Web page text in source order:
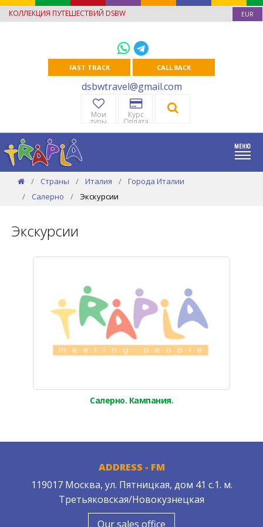
КОЛЛЕКЦИЯ ПУТЕШЕСТВИЙ DSBW EUR
FAST TRACK CALL BACK
dsbwtravel@gmail.com
Мои
туры
Курс
Оплата
Страны Италия
Города Италии
Салерно
Экскурсии
Экскурсии
Салерно. Кампания.
ADDRESS - FM
119017 Москва, ул. Пятницкая, дом 41 с.1. м.
Третьяковская/Новокузнецкая
Our sales office